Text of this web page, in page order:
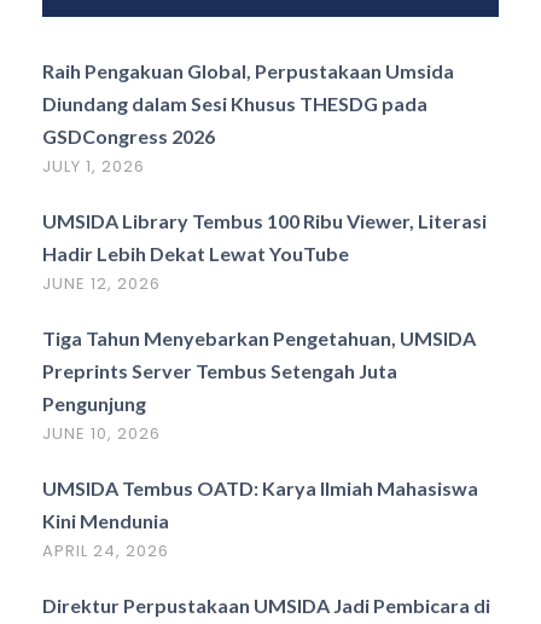
Raih Pengakuan Global, Perpustakaan Umsida
Diundang dalam Sesi Khusus THESDG pada
GSDCongress 2026
JULY 1, 2026
UMSIDA Library Tembus 100 Ribu Viewer, Literasi
Hadir Lebih Dekat Lewat YouTube
JUNE 12, 2026
Tiga Tahun Menyebarkan Pengetahuan, UMSIDA
Preprints Server Tembus Setengah Juta
Pengunjung
JUNE 10, 2026
UMSIDA Tembus OATD: Karya Ilmiah Mahasiswa
Kini Mendunia
APRIL 24, 2026
Direktur Perpustakaan UMSIDA Jadi Pembicara di